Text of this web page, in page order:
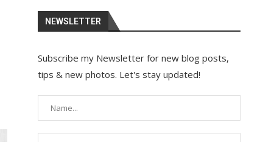
NEWSLETTER
Subscribe my Newsletter for new blog posts,
tips & new photos. Let's stay updated!